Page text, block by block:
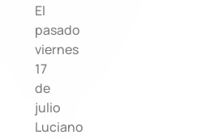
El
pasado
viernes
17
de
julio
Luciano